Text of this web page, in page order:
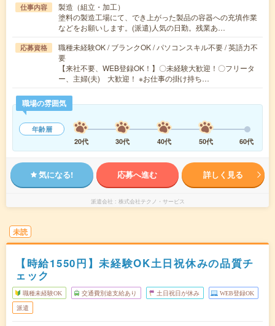
仕事内容
製造（組立・加工）
塗料の製造工場にて、でき上がった製品の容器への充填作業
などをお願いします。(派遣)人気の日勤。残業あ…
応募資格
職種未経験OK / ブランクOK / パソコンスキル不要 / 英語力不
要
【来社不要、WEB登録OK！】〇未経験大歓迎！〇フリータ
ー、主婦(夫) 大歓迎！ ※お仕事の掛け持ち…
職場の雰囲気
年齢層
20代
30代 40代 50代 60代
気になる! 応募へ進む 詳しく見る
派遣会社 株式会社テクノ・サービス
未読
【時給1550円】未経験OK土日祝休みの品質チ
ェック
職種未経験OK 交通費別途支給あり 土日祝日が休み WEB登録OK
派遣